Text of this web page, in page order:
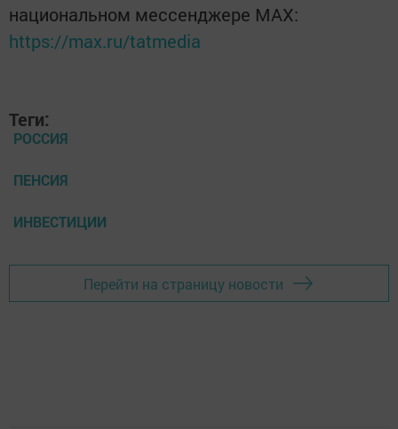
национальном мессенджере MАХ:
https://max.ru/tatmedia
Теги:
РОССИЯ
ПЕНСИЯ
ИНВЕСТИЦИИ
Перейти на страницу новости